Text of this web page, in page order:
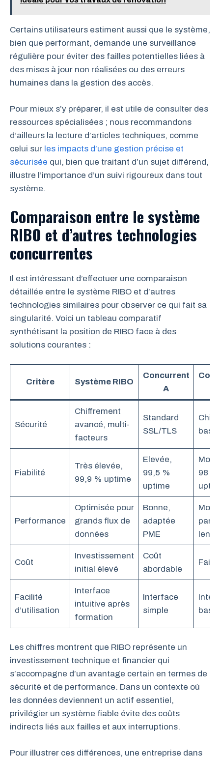
Certains utilisateurs estiment aussi que le système,
bien que performant, demande une surveillance
régulière pour éviter des failles potentielles liées à
des mises à jour non réalisées ou des erreurs
humaines dans la gestion des accès.
Pour mieux s’y préparer, il est utile de consulter des
ressources spécialisées ; nous recommandons
d’ailleurs la lecture d’articles techniques, comme
celui sur les impacts d’une gestion précise et
sécurisée qui, bien que traitant d’un sujet différend,
illustre l’importance d’un suivi rigoureux dans tout
système.
Comparaison entre le système
RIBO et d’autres technologies
concurrentes
Il est intéressant d’effectuer une comparaison
détaillée entre le système RIBO et d’autres
technologies similaires pour observer ce qui fait sa
singularité. Voici un tableau comparatif
synthétisant la position de RIBO face à des
solutions courantes :
Critère Système RIBO
Concurrent
A
Sécurité
Chiffrement
avancé, multi-
facteurs
Standard
SSL/TLS
Fiabilité
Très élevée,
99,9 % uptime
Elevée,
99,5 %
uptime
98 %
Performance
Optimisée pour
grands flux de
données
Bonne,
adaptée
PME
lente
Coût
Investissement
initial élevé
Coût
abordable
Facilité
d’utilisation
Interface
intuitive après
formation
Interface
simple
Les chiffres montrent que RIBO représente un
investissement technique et financier qui
s’accompagne d’un avantage certain en termes de
sécurité et de performance. Dans un contexte où
les données deviennent un actif essentiel,
privilégier un système fiable évite des coûts
indirects liés aux failles et aux interruptions.
Pour illustrer ces différences, une entreprise dans